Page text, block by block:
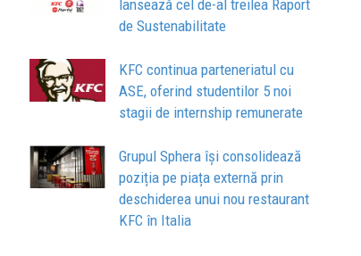
lansează cel de-al treilea Raport
de Sustenabilitate
KFC continua parteneriatul cu
ASE, oferind studentilor 5 noi
stagii de internship remunerate
Grupul Sphera își consolidează
poziția pe piața externă prin
deschiderea unui nou restaurant
KFC în Italia